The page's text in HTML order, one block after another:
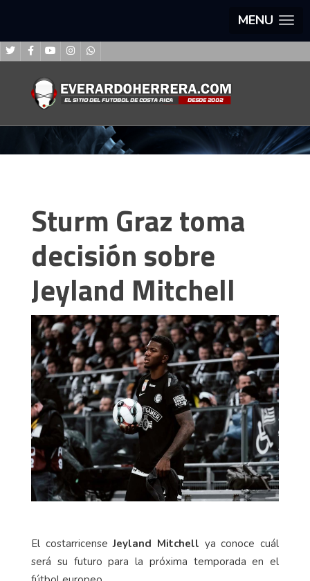
MENU
Sturm Graz toma
decisión sobre
Jeyland Mitchell
El costarricenseJeyland Mitchell ya conoce cuál
será su futuro para la próxima temporada en el